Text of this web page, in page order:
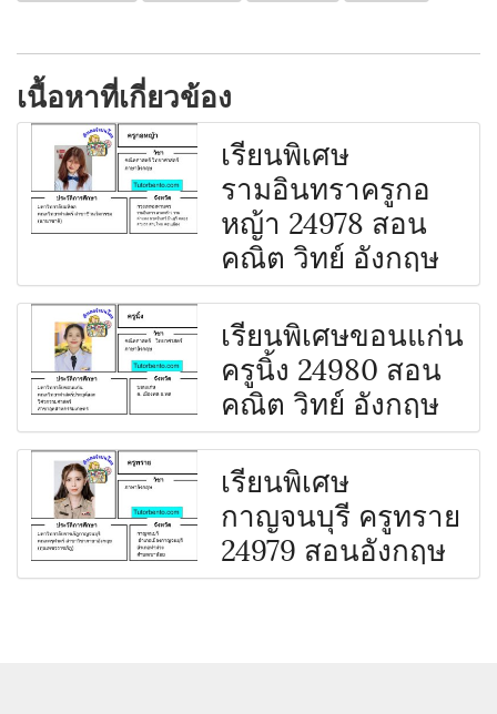
เนื้อหาที่เกี่ยวข้อง
เรียนพิเศษ
รามอินทราครูกอ
หญ้า 24978 สอน
คณิต วิทย์ อังกฤษ
เรียนพิเศษขอนแก่น
ครูนิ้ง 24980 สอน
คณิต วิทย์ อังกฤษ
เรียนพิเศษ
กาญจนบุรี ครูทราย
24979 สอนอังกฤษ